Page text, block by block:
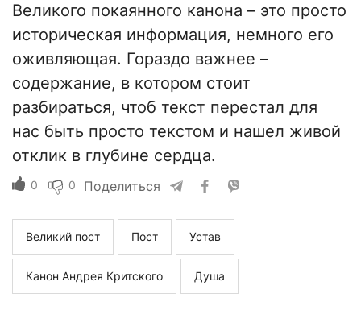
Великого покаянного канона – это просто
историческая информация, немного его
оживляющая. Гораздо важнее –
содержание, в котором стоит
разбираться, чтоб текст перестал для
нас быть просто текстом и нашел живой
отклик в глубине сердца.
0 0 Поделиться
Великий пост Пост Устав
Канон Андрея Критского Душа